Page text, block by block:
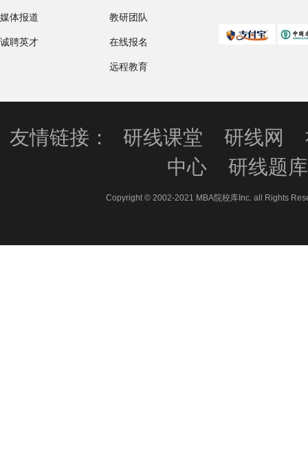
媒体报道
诚聘英才
教研团队
在线报名
远程教育
友情链接： 研线课堂 研线网
中心
研线题库
Copyright © 2002-2021 MBA院校库Inc. all Rights